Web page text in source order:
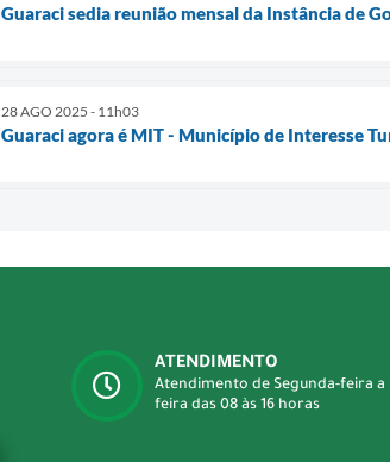
​Guaraci sedia reunião mensal da Instância de
28 AGO 2025 - 11h03
Guaraci agora é MIT - Município de Interesse
ATENDIMENTO
Atendimento de Segunda-feira a
feira das 08 às 16 horas